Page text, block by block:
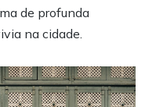
de profunda
na cidade.